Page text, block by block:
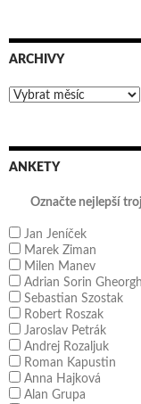
ARCHIVY
Archivy
ANKETY
Označte nejlepší
Jan Jeníček
Marek Ziman
Milen Manev
Adrian Sorin
Sebastian Szostak
Robert Roszak
Jaroslav Petrák
Andrej Rozaljuk
Roman Kapustin
Anna Hajková
Alan Grupa